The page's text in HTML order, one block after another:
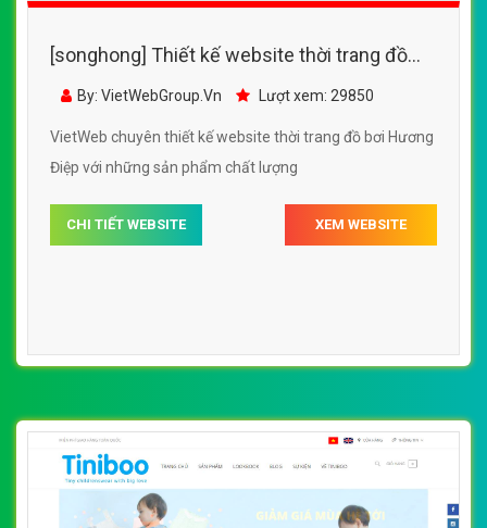
[songhong] Thiết kế website thời trang đồ
bơi, đồ tắm, bộ đồ bơi Hương Điệp
By: VietWebGroup.Vn Lượt xem: 29850
VietWeb chuyên thiết kế website thời trang đồ bơi Hương
Điệp với những sản phẩm chất lượng
CHI TIẾT WEBSITE XEM WEBSITE